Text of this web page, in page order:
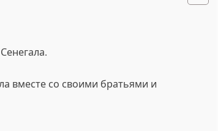
вместе со своими братьями и